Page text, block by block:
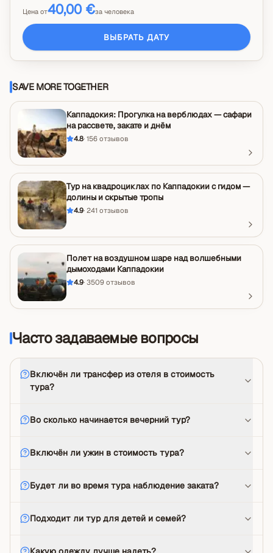
Цена от40,00 €за человека
ВЫБРАТЬ ДАТУ
SAVE MORE TOGETHER
Каппадокия: Прогулка на верблюдах — сафари
на рассвете, закате и днём
4.8· 156 отзывов
Тур на квадроциклах по Каппадокии с гидом —
долины и скрытые тропы
4.9· 241 отзывов
Полет на воздушном шаре над волшебными
дымоходами Каппадокии
4.9· 3509 отзывов
Часто задаваемые вопросы
Включён ли трансфер из отеля в стоимость
тура?
Во сколько начинается вечерний тур?
Включён ли ужин в стоимость тура?
Будет ли во время тура наблюдение заката?
Подходит ли тур для детей и семей?